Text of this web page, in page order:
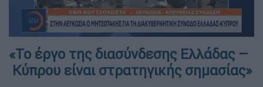
«Το έργο της διασύνδεσης Ελλάδας –
Κύπρου είναι στρατηγικής σημασίας»